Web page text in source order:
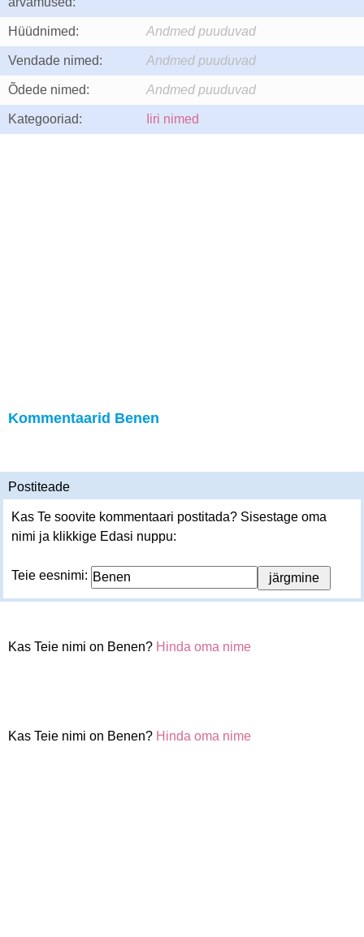
Hüüdnimed: Andmed puuduvad
Vendade nimed: Andmed puuduvad
Õdede nimed: Andmed puuduvad
Kategooriad: Iiri nimed
Kommentaarid Benen
Postiteade
Kas Te soovite kommentaari postitada? Sisestage oma
nimi ja klikkige Edasi nuppu:
Teie eesnimi:
Kas Teie nimi on Benen? Hinda oma nime
Kas Teie nimi on Benen? Hinda oma nime